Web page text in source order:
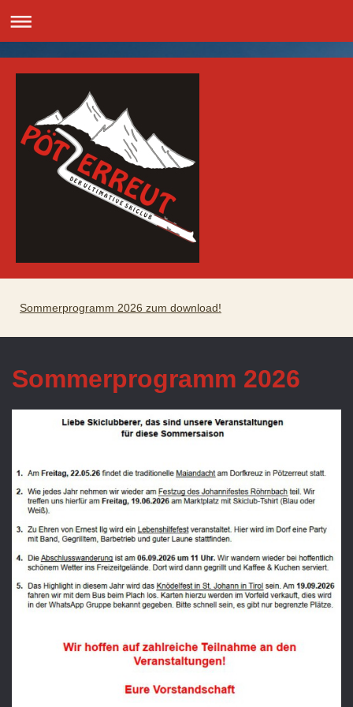
Sommerprogramm 2026 zum download!
Sommerprogramm 2026